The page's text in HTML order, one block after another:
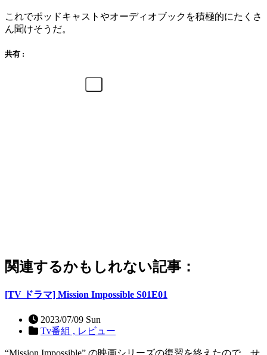
これでポッドキャストやオーディオブックを積極的にたくさ
ん聞けそうだ。
共有 :
関連するかもしれない記事：
[TV ドラマ] Mission Impossible S01E01
2023/07/09 Sun
Tv番組 , レビュー
“Mission Impossible” の映画シリーズの復習を終えたので、せ